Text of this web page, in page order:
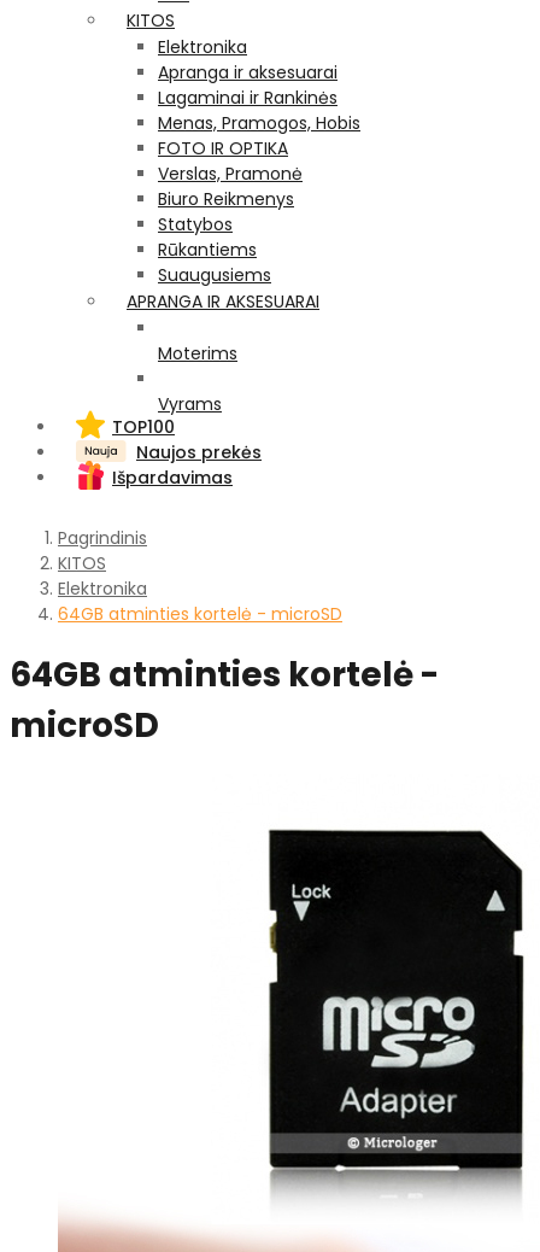
KITOS
Elektronika
Apranga ir aksesuarai
Lagaminai ir Rankinės
Menas, Pramogos, Hobis
FOTO IR OPTIKA
Verslas, Pramonė
Biuro Reikmenys
Statybos
Rūkantiems
Suaugusiems
APRANGA IR AKSESUARAI
Moterims
Vyrams
TOP100
Naujos prekės
Išpardavimas
Pagrindinis
KITOS
Elektronika
64GB atminties kortelė - microSD
64GB atminties kortelė -
microSD